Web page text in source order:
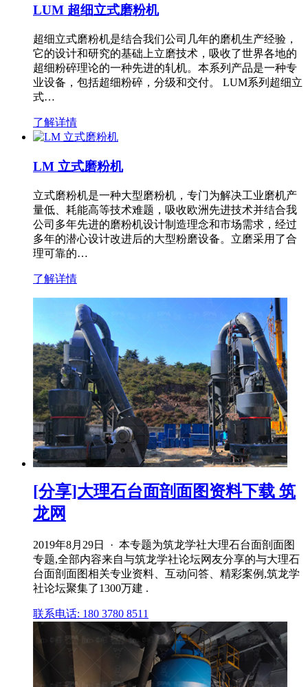
LUM 超细立式磨粉机
超细立式磨粉机是结合我们公司几年的磨机生产经验，
它的设计和研究的基础上立磨技术，吸收了世界各地的
超细粉碎理论的一种先进的轧机。本系列产品是一种专
业设备，包括超细粉碎，分级和交付。 LUM系列超细立
式…
了解详情
LM 立式磨粉机
立式磨粉机是一种大型磨粉机，专门为解决工业磨机产
量低、耗能高等技术难题，吸收欧洲先进技术并结合我
公司多年先进的磨粉机设计制造理念和市场需求，经过
多年的潜心设计改进后的大型粉磨设备。立磨采用了合
理可靠的…
了解详情
[分享]大理石台面剖面图资料下载 筑
龙网
2019年8月29日 · 本专题为筑龙学社大理石台面剖面图
专题,全部内容来自与筑龙学社论坛网友分享的与大理石
台面剖面图相关专业资料、互动问答、精彩案例,筑龙学
社论坛聚集了1300万建 .
联系电话: 180 3780 8511